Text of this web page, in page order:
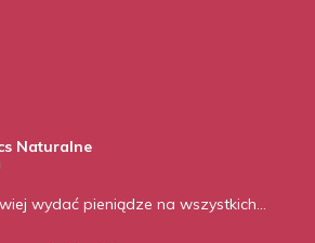
Naturalne
wydać pieniądze na wszystkich…